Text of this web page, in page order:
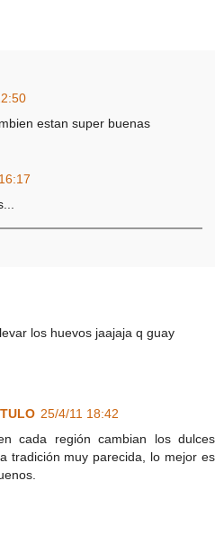
estan super buenas
los huevos jaajaja q guay
25/4/11 18:42
cada región cambian los dulces
tradición muy parecida, lo mejor es